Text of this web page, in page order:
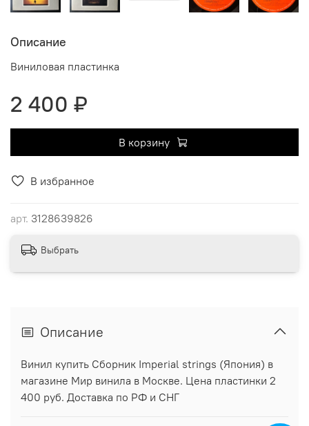
В избранное
арт. 3128639826
Описание
Виниловая пластинка
2 400 ₽
В корзину
Выбрать
Описание
Винил купить Сборник Imperial strings (Япония) в
магазине Мир винила в Москве. Цена пластинки 2
400 руб. Доставка по РФ и СНГ